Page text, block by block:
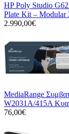
HP Poly Studio
Plate Kit – Modular
2.990,00€
MediaRange
W2031A/415A
76,00€